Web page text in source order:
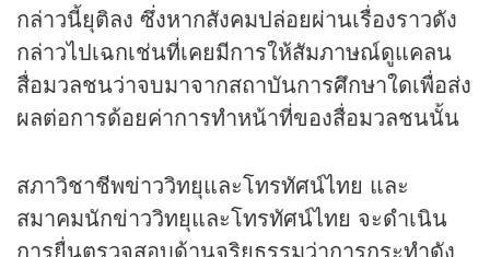
กล่าวนี้ยุติลง ซึ่งหากสังคมปล่อยผ่านเรื่องราวดัง
กล่าวไปเฉกเช่นที่เคยมีการให้สัมภาษณ์ดูแคลน
สื่อมวลชนว่าจบมาจากสถาบันการศึกษาใดเพื่อส่ง
ผลต่อการด้อยค่าการทำหน้าที่ของสื่อมวลชนนั้น
สภาวิชาชีพข่าววิทยุและโทรทัศน์ไทย และ
สมาคมนักข่าววิทยุและโทรทัศน์ไทย จะดำเนิน
การยื่นตรวจสอบด้านจริยธรรมว่าการกระทำดัง